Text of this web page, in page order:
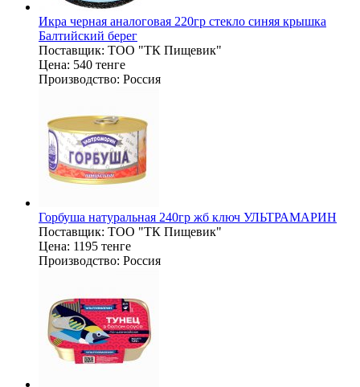
Икра черная аналоговая 220гр стекло синяя крышка
Балтийский берег
Поставщик: ТОО "ТК Пищевик"
Цена: 540 тенге
Производство: Россия
Горбуша натуральная 240гр жб ключ УЛЬТРАМАРИН
Поставщик: ТОО "ТК Пищевик"
Цена: 1195 тенге
Производство: Россия